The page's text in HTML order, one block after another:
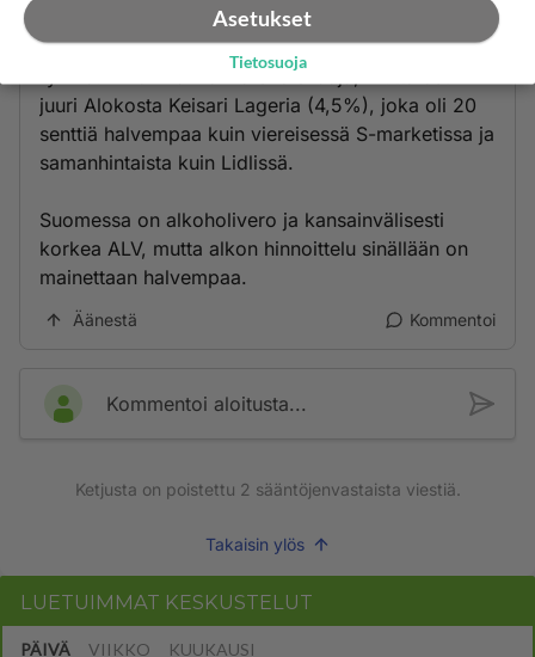
Limuviinoista en tiedä mitään, mutta oluissa Alko
hinnoittelee oluet usein halvemmaksi kuin K- tai S-
ryhmä. Alkon valikoima ei ole laaja, mutta ostin
juuri Alokosta Keisari Lageria (4,5%), joka oli 20
senttiä halvempaa kuin viereisessä S-marketissa ja
samanhintaista kuin Lidlissä.
Suomessa on alkoholivero ja kansainvälisesti
korkea ALV, mutta alkon hinnoittelu sinällään on
mainettaan halvempaa.
Äänestä Kommentoi
Kommentoi aloitusta...
Ketjusta on poistettu 2 sääntöjenvastaista viestiä.
Takaisin ylös
LUETUIMMAT KESKUSTELUT
PÄIVÄ VIIKKO KUUKAUSI
Asetukset
Tietosuoja